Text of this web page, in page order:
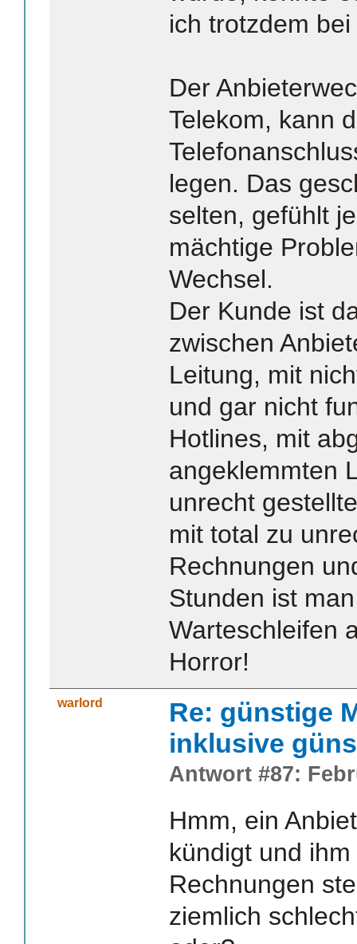
ich trotzdem
Der
Telekom, kann
legen. Das
selten, gefühlt
mächtige
Wechsel.
Der Kunde ist
zwischen
Leitung, mit
und gar nicht
Hotlines, mit
angeklemmten
unrecht
mit total zu
Rechnungen
Stunden ist
Warteschleifen
Horror!
warlord
Re: günstige
inklusive
Antwort #87:
Hmm, ein
kündigt und
Rechnungen
ziemlich